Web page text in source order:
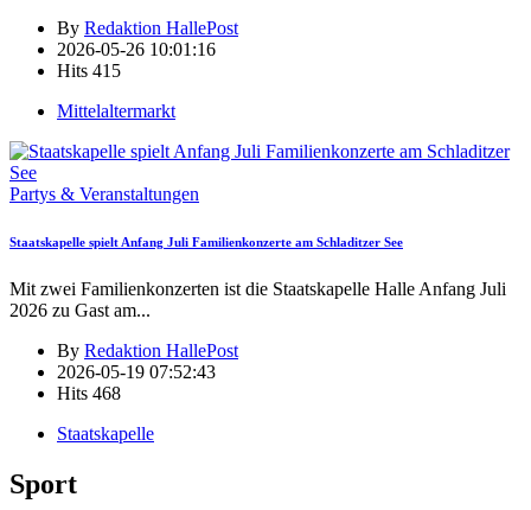
By Redaktion HallePost
2026-05-26 10:01:16
Hits 415
Mittelaltermarkt
Partys & Veranstaltungen
Staatskapelle spielt Anfang Juli Familienkonzerte am Schladitzer See
Mit zwei Familienkonzerten ist die Staatskapelle Halle Anfang Juli
2026 zu Gast am...
By Redaktion HallePost
2026-05-19 07:52:43
Hits 468
Staatskapelle
Sport